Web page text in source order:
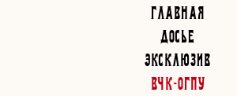
Главная
Досье
Эксклюзив
ВЧК-ОГПУ